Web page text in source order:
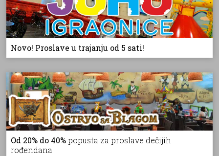
Novo! Proslave u trajanju od 5 sati!
Od 20% do 40%popusta za proslave dečijih
rođendana .